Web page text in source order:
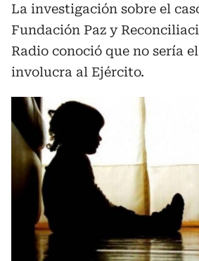
La investigación sobre el
Fundación Paz y
Radio conoció que no sería
involucra al Ejército.